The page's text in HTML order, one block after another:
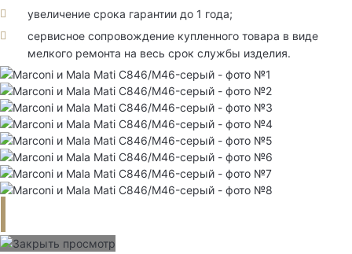
увеличение срока гарантии до 1 года;
сервисное сопровождение купленного товара в виде
мелкого ремонта на весь срок службы изделия.